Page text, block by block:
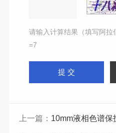
请输入计算结果（填写阿拉
=7
上一篇： 10mm液相色谱保